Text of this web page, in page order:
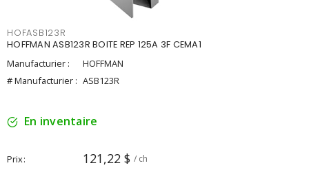
HOFASB123R
HOFFMAN ASB123R BOITE REP 125A 3F CEMA1
Manufacturier :
HOFFMAN
# Manufacturier : ASB123R
En inventaire
Prix 121,22 $ / ch